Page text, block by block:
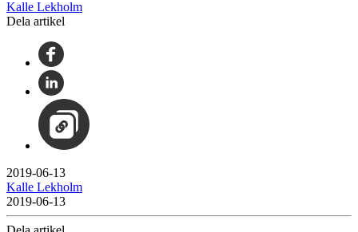
Kalle Lekholm
Dela artikel
2019-06-13
Kalle Lekholm
2019-06-13